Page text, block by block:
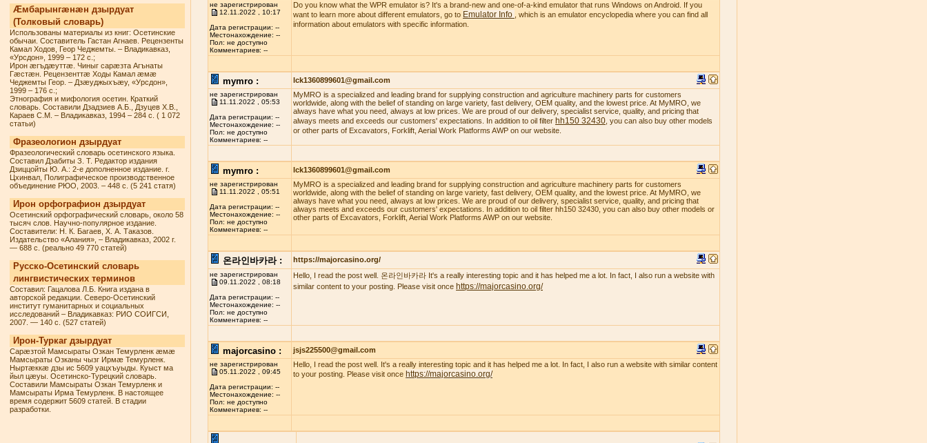
Æмбарынгæнæн дзырдуат
(Толковый словарь)
Использованы материалы из книг: Осетинские
обычаи. Составитель Гастан Агнаев. Рецензенты
Камал Ходов, Геор Чеджемты. – Владикавказ,
«Урсдон», 1999 – 172 с.;
Ирон æгъдæуттæ. Чиныг сарæзта Агънаты
Гæстæн. Рецензенттæ Ходы Камал æмæ
Чеджемты Геор. – Дзæуджыхъæу, «Урсдон»,
1999 – 176 с.;
Этнография и мифология осетин. Краткий
словарь. Составили Дзадзиев А.Б., Дзуцев Х.В.,
Караев С.М. – Владикавказ, 1994 – 284 с. ( 1 072
статьи)
Фразеологион дзырдуат
Фразеологический словарь осетинского языка.
Составил Дзабиты З. Т. Редактор издания
Дзиццойты Ю. А.: 2-е дополненное издание. г.
Цхинвал, Полиграфическое производственное
объединение РЮО, 2003. – 448 с. (5 241 статя)
Ирон орфографион дзырдуат
Осетинский орфографический словарь, около 58
тысяч слов. Научно-популярное издание.
Составители: Н. К. Багаев, Х. А. Таказов.
Издательство «Алания», – Владикавказ, 2002 г.
— 688 с. (реально 49 770 статей)
Русско-Осетинский словарь
лингвистических терминов
Составил: Гацалова Л.Б. Книга издана в
авторской редакции. Северо-Осетинский
институт гуманитарных и социальных
исследований – Владикавказ: РИО СОИГСИ,
2007. — 140 с. (527 статей)
Ирон-Туркаг дзырдуат
Сарæзтой Мамсыраты Озкан Темурленк æмæ
Мамсыраты Озканы чызг Ирмæ Темурленк.
Ныртæккæ дзы ис 5609 уацхъуыды. Куыст ма
йыл цæуы. Осетинско-Турецкий словарь.
Составили Мамсыраты Озкан Темурленк и
Мамсыраты Ирма Темурленк. В настоящее
время содержит 5609 статей. В стадии
разработки.
не зарегистрирован
12.11.2022 , 10:17
Дата регистрации: --
Местонахождение: --
Пол: не доступно
Комментариев: --
Do you know what the WPR emulator is? It's a brand-new and one-of-a-kind emulator that runs Windows on Android. If you
want to learn more about different emulators, go to Emulator Info
, which is an emulator encyclopedia where you can find all
information about emulators with specific information.
mymro : lck1360899601@gmail.com
не зарегистрирован
11.11.2022 , 05:53
Дата регистрации: --
Местонахождение: --
Пол: не доступно
Комментариев: --
MyMRO is a specialized and leading brand for supplying construction and agriculture machinery parts for customers
worldwide, along with the belief of standing on large variety, fast delivery, OEM quality, and the lowest price. At MyMRO, we
always have what you need, always at low prices. We are proud of our delivery, specialist service, quality, and pricing that
always meets and exceeds our customers' expectations. In addition to oil filter hh150 32430 , you can also buy other models
or other parts of Excavators, Forklift, Aerial Work Platforms AWP on our website.
mymro : lck1360899601@gmail.com
не зарегистрирован
11.11.2022 , 05:51
Дата регистрации: --
Местонахождение: --
Пол: не доступно
Комментариев: --
MyMRO is a specialized and leading brand for supplying construction and agriculture machinery parts for customers
worldwide, along with the belief of standing on large variety, fast delivery, OEM quality, and the lowest price. At MyMRO, we
always have what you need, always at low prices. We are proud of our delivery, specialist service, quality, and pricing that
always meets and exceeds our customers' expectations. In addition to oil filter hh150 32430, you can also buy other models or
other parts of Excavators, Forklift, Aerial Work Platforms AWP on our website.
온라인바카라 : https://majorcasino.org/
не зарегистрирован
09.11.2022 , 08:18
Дата регистрации: --
Местонахождение: --
Пол: не доступно
Комментариев: --
Hello, I read the post well. 온라인바카라 It's a really interesting topic and it has helped me a lot. In fact, I also run a website with
similar content to your posting. Please visit once https://majorcasino.org/
majorcasino : jsjs225500@gmail.com
не зарегистрирован
05.11.2022 , 09:45
Дата регистрации: --
Местонахождение: --
Пол: не доступно
Комментариев: --
Hello, I read the post well. It's a really interesting topic and it has helped me a lot. In fact, I also run a website with similar content
to your posting. Please visit once https://majorcasino.org/